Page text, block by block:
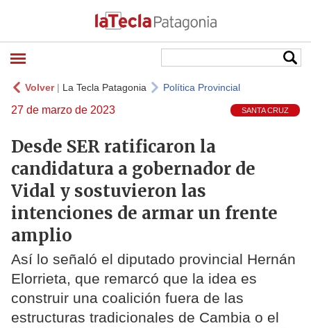
Volver| La Tecla Patagonia Política Provincial
27 de marzo de 2023 SANTA CRUZ
Desde SER ratificaron la
candidatura a gobernador de
Vidal y sostuvieron las
intenciones de armar un frente
amplio
Así lo señaló el diputado provincial Hernán
Elorrieta, que remarcó que la idea es
construir una coalición fuera de las
estructuras tradicionales de Cambia o el